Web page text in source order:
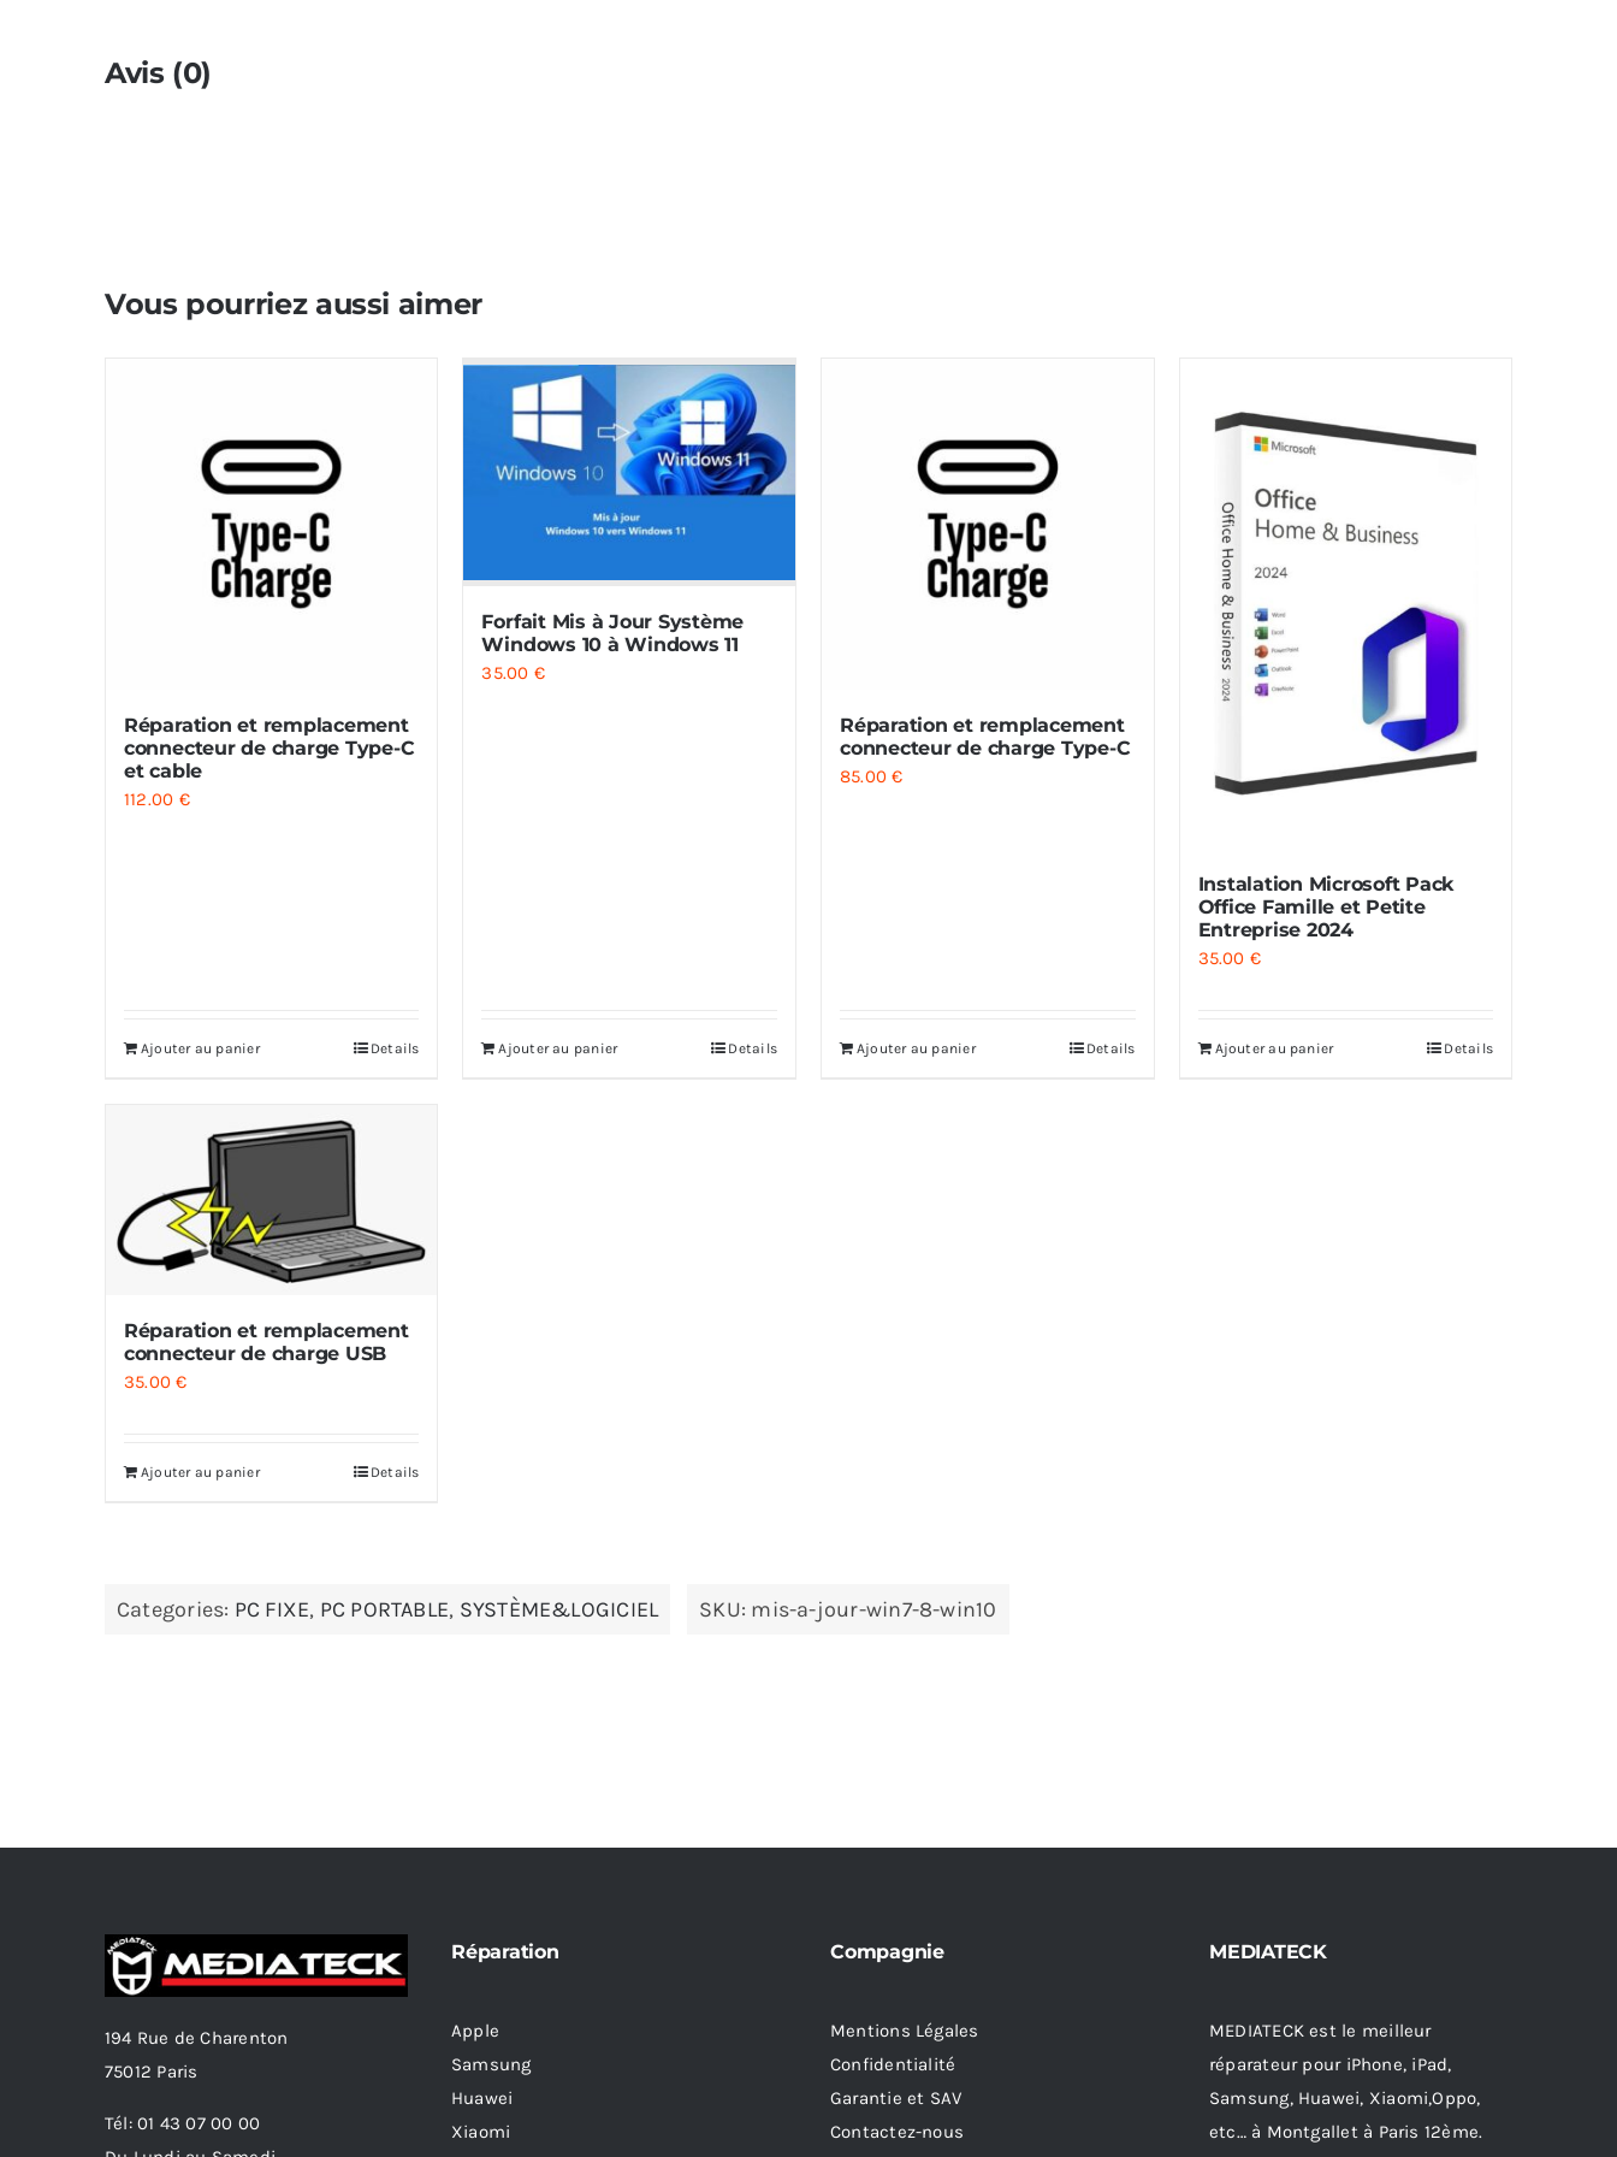
Avis (0)
Vous pourriez aussi aimer
Réparation et remplacement
connecteur de charge Type-C
et cable
112.00 €
Ajouter au panier Details
Forfait Mis à Jour Système
Windows 10 à Windows 11
35.00 €
Ajouter au panier Details
Réparation et remplacement
connecteur de charge Type-C
85.00€
Ajouter au panier Details
Instalation Microsoft Pack
Office Famille et Petite
Entreprise 2024
35.00 €
Ajouter au panier Details
Réparation et remplacement
connecteur de charge USB
35.00€
Ajouter au panier Details
Categories: PC FIXE, PC PORTABLE, SYSTÈME&LOGICIEL SKU: mis-a-jour-win7-8-win10
194 Rue de Charenton
75012 Paris
Tél: 01 43 07 00 00
Réparation
Apple
Samsung
Huawei
Xiaomi
Compagnie
Mentions Légales
Confidentialité
Garantie et SAV
Contactez-nous
MEDIATECK
MEDIATECK est le meilleur
réparateur pour iPhone, iPad,
Samsung, Huawei, Xiaomi,Oppo,
etc… à Montgallet à Paris 12ème.